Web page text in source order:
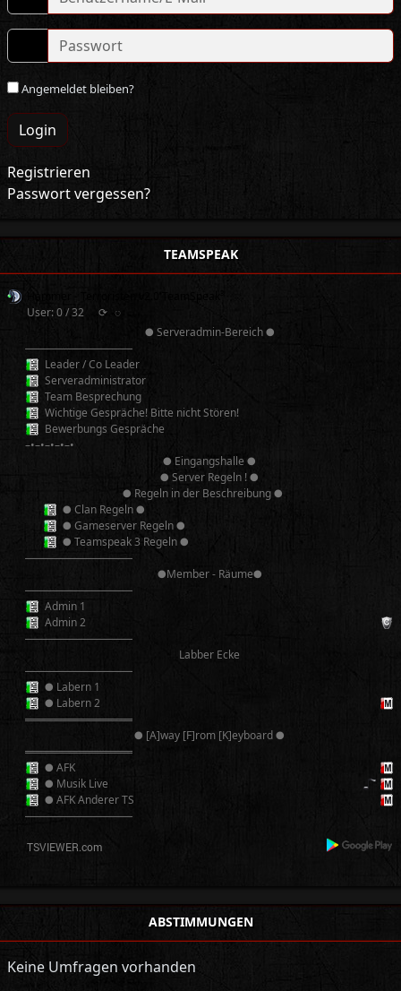
Angemeldet bleiben?
Login
Registrieren
Passwort vergessen?
TEAMSPEAK
User: 0 / 32
⟳ ◌
● Serveradmin-Bereich ●
──────────
Leader / Co Leader
Serveradministrator
Team Besprechung
Wichtige Gespräche! Bitte nicht Stören!
Bewerbungs Gespräche
–•–•–•–•–•
● Eingangshalle ●
● Server Regeln ! ●
● Regeln in der Beschreibung ●
● Clan Regeln ●
● Gameserver Regeln ●
● Teamspeak 3 Regeln ●
──────────
●Member - Räume●
──────────
Admin 1
Admin 2
──────────
Labber Ecke
──────────
● Labern 1
● Labern 2
══════════
● [A]way [F]rom [K]eyboard ●
══════════
● AFK
● Musik Live
● AFK Anderer TS
──────────
ABSTIMMUNGEN
Keine Umfragen vorhanden